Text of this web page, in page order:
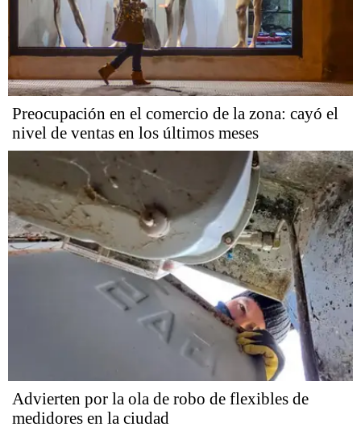
Preocupación en el comercio de la zona: cayó el
nivel de ventas en los últimos meses
Advierten por la ola de robo de flexibles de
medidores en la ciudad